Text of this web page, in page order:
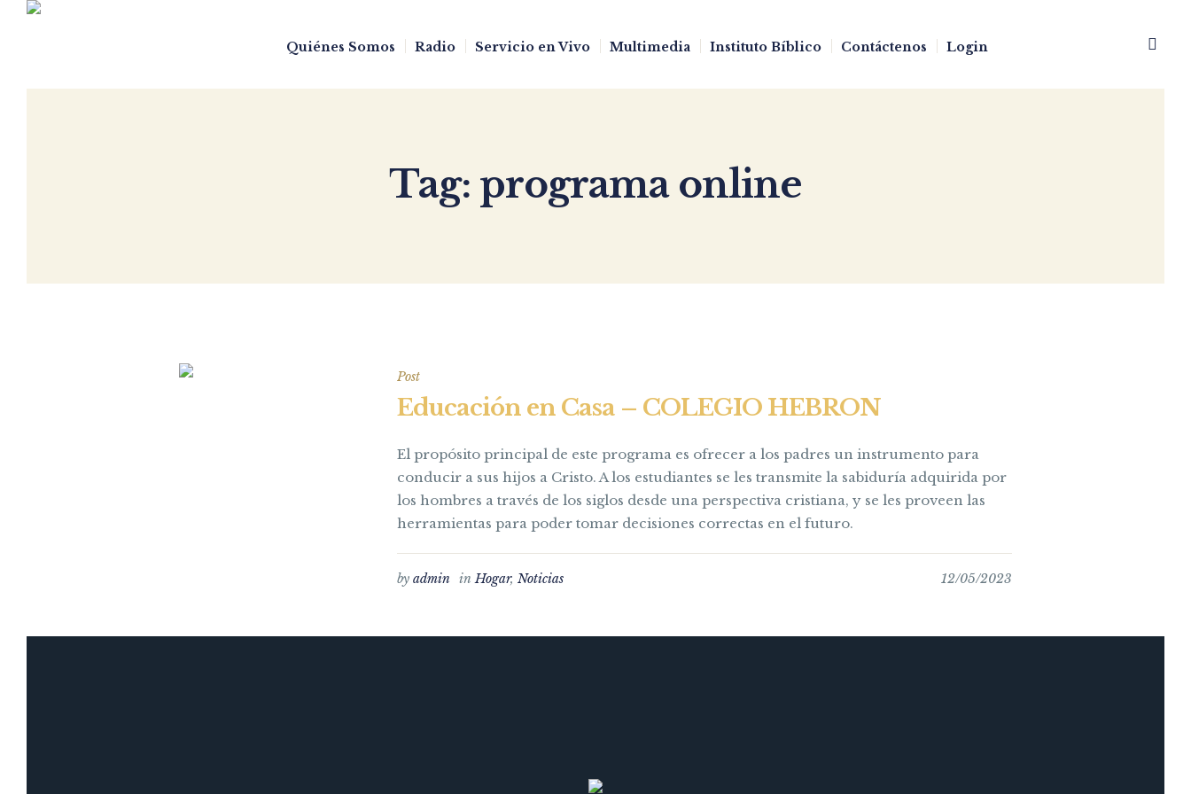
Quiénes Somos Radio Servicio en Vivo Multimedia Instituto Bíblico Contáctenos Login
Tag: programa online
Post
Educación en Casa – COLEGIO HEBRON
El propósito principal de este programa es ofrecer a los padres un instrumento para
conducir a sus hijos a Cristo. A los estudiantes se les transmite la sabiduría adquirida por
los hombres a través de los siglos desde una perspectiva cristiana, y se les proveen las
herramientas para poder tomar decisiones correctas en el futuro.
12/05/2023
byadmin inHogar,Noticias